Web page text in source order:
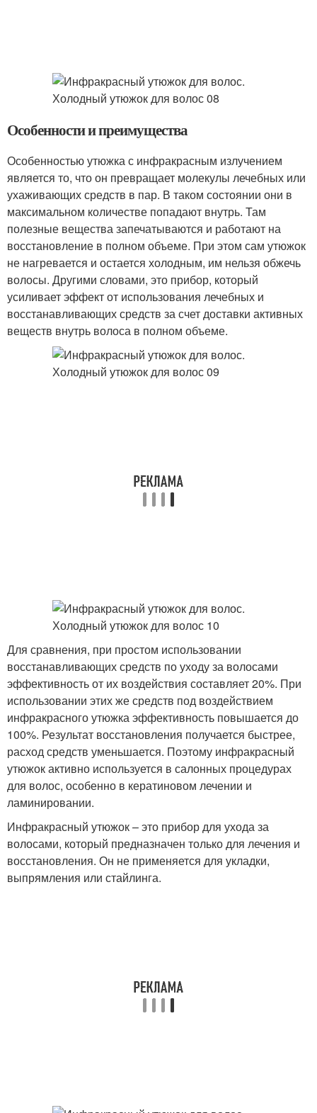
Особенности и преимущества
Особенностью утюжка с инфракрасным излучением
является то, что он превращает молекулы лечебных или
ухаживающих средств в пар. В таком состоянии они в
максимальном количестве попадают внутрь. Там
полезные вещества запечатываются и работают на
восстановление в полном объеме. При этом сам утюжок
не нагревается и остается холодным, им нельзя обжечь
волосы. Другими словами, это прибор, который
усиливает эффект от использования лечебных и
восстанавливающих средств за счет доставки активных
веществ внутрь волоса в полном объеме.
Для сравнения, при простом использовании
восстанавливающих средств по уходу за волосами
эффективность от их воздействия составляет 20%. При
использовании этих же средств под воздействием
инфракрасного утюжка эффективность повышается до
100%. Результат восстановления получается быстрее,
расход средств уменьшается. Поэтому инфракрасный
утюжок активно используется в салонных процедурах
для волос, особенно в кератиновом лечении и
ламинировании.
Инфракрасный утюжок – это прибор для ухода за
волосами, который предназначен только для лечения и
восстановления. Он не применяется для укладки,
выпрямления или стайлинга.